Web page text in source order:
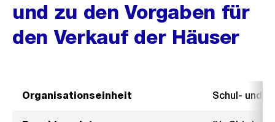
und zu den Vorgaben für
den Verkauf der Häuser
Organisationseinheit Schul- und